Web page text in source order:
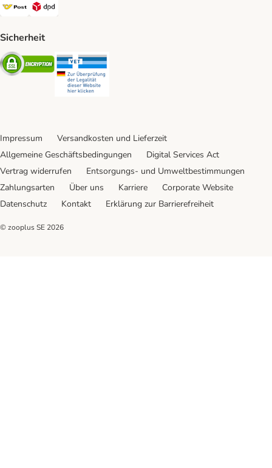
Österreichische Post Shipping Method
Sicherheit
Security
Impressum
Versandkosten und Lieferzeit
Allgemeine Geschäftsbedingungen
Digital Services Act
Vertrag widerrufen
Entsorgungs- und Umweltbestimmungen
Zahlungsarten
Über uns Karriere
Corporate Website
Datenschutz
Kontakt Erklärung zur Barrierefreiheit
© zooplus SE 2026